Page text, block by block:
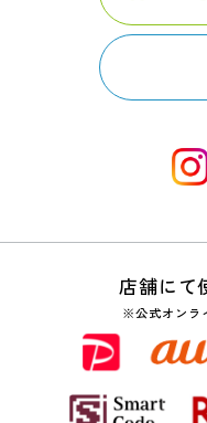
店舗にて
※公式オンラ